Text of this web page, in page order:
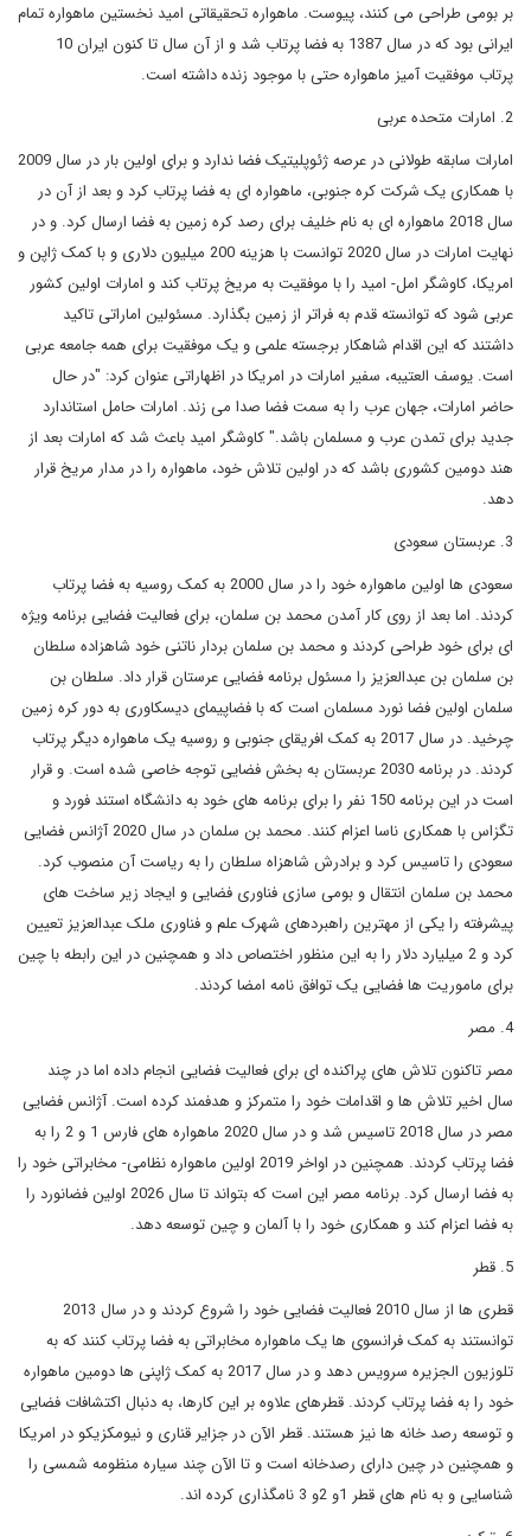
بر بومی طراحی می کنند، پیوست. ماهواره تحقیقاتی امید نخستین ماهواره تمام
ایرانی بود که در سال 1387 به فضا پرتاب شد و از آن سال تا کنون ایران 10
پرتاب موفقیت آمیز ماهواره حتی با موجود زنده داشته است.
2. امارات متحده عربی
امارات سابقه طولانی در عرصه ژئوپلیتیک فضا ندارد و برای اولین بار در سال 2009
با همکاری یک شرکت کره جنوبی، ماهواره ای به فضا پرتاب کرد و بعد از آن در
سال 2018 ماهواره ای به نام خلیف برای رصد کره زمین به فضا ارسال کرد. و در
نهایت امارات در سال 2020 توانست با هزینه 200 میلیون دلاری و با کمک ژاپن و
امریکا، کاوشگر امل- امید را با موفقیت به مریخ پرتاب کند و امارات اولین کشور
عربی شود که توانسته قدم به فراتر از زمین بگذارد. مسئولین اماراتی تاکید
داشتند که این اقدام شاهکار برجسته علمی و یک موفقیت برای همه جامعه عربی
است. یوسف العتیبه، سفیر امارات در امریکا در اظهاراتی عنوان کرد: "در حال
حاضر امارات، جهان عرب را به سمت فضا صدا می زند. امارات حامل استاندارد
جدید برای تمدن عرب و مسلمان باشد." کاوشگر امید باعث شد که امارات بعد از
هند دومین کشوری باشد که در اولین تلاش خود، ماهواره را در مدار مریخ قرار
دهد.
3. عربستان سعودی
سعودی ها اولین ماهواره خود را در سال 2000 به کمک روسیه به فضا پرتاب
کردند. اما بعد از روی کار آمدن محمد بن سلمان، برای فعالیت فضایی برنامه ویژه
ای برای خود طراحی کردند و محمد بن سلمان بردار ناتنی خود شاهزاده سلطان
بن سلمان بن عبدالعزیز را مسئول برنامه فضایی عرستان قرار داد. سلطان بن
سلمان اولین فضا نورد مسلمان است که با فضاپیمای دیسکاوری به دور کره زمین
چرخید. در سال 2017 به کمک افریقای جنوبی و روسیه یک ماهواره دیگر پرتاب
کردند. در برنامه 2030 عربستان به بخش فضایی توجه خاصی شده است. و قرار
است در این برنامه 150 نفر را برای برنامه های خود به دانشگاه استند فورد و
تگزاس با همکاری ناسا اعزام کنند. محمد بن سلمان در سال 2020 آژانس فضایی
سعودی را تاسیس کرد و برادرش شاهزاه سلطان را به ریاست آن منصوب کرد.
محمد بن سلمان انتقال و بومی سازی فناوری فضایی و ایجاد زیر ساخت های
پیشرفته را یکی از مهترین راهبردهای شهرک علم و فناوری ملک عبدالعزیز تعیین
کرد و 2 میلیارد دلار را به این منظور اختصاص داد و همچنین در این رابطه با چین
برای ماموریت ها فضایی یک توافق نامه امضا کردند.
4. مصر
مصر تاکنون تلاش های پراکنده ای برای فعالیت فضایی انجام داده اما در چند
سال اخیر تلاش ها و اقدامات خود را متمرکز و هدفمند کرده است. آژانس فضایی
مصر در سال 2018 تاسیس شد و در سال 2020 ماهواره های فارس 1 و 2 را به
فضا پرتاب کردند. همچنین در اواخر 2019 اولین ماهواره نظامی- مخابراتی خود را
به فضا ارسال کرد. برنامه مصر این است که بتواند تا سال 2026 اولین فضانورد را
به فضا اعزام کند و همکاری خود را با آلمان و چین توسعه دهد.
5. قطر
قطری ها از سال 2010 فعالیت فضایی خود را شروع کردند و در سال 2013
توانستند به کمک فرانسوی ها یک ماهواره مخابراتی به فضا پرتاب کنند که به
تلوزیون الجزیره سرویس دهد و در سال 2017 به کمک ژاپنی ها دومین ماهواره
خود را به فضا پرتاب کردند. قطرهای علاوه بر این کارها، به دنبال اکتشافات فضایی
و توسعه رصد خانه ها نیز هستند. قطر الآن در جزایر قناری و نیومکزیکو در امریکا
و همچنین در چین دارای رصدخانه است و تا الآن چند سیاره منظومه شمسی را
شناسایی و به نام های قطر 1و 2و 3 نامگذاری کرده اند.